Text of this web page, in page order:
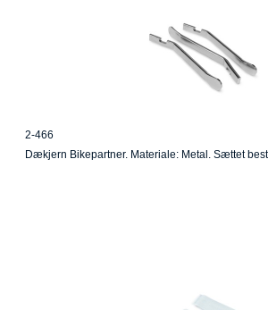
2-466
Dækjern Bikepartner. Materiale: Metal. Sættet